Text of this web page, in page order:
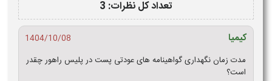
تعداد کل نظرات: 3
کیمیا
1404/10/08
مدت زمان نگهداری گواهینامه های عودتی پست در پلیس راهور چقدر
است؟